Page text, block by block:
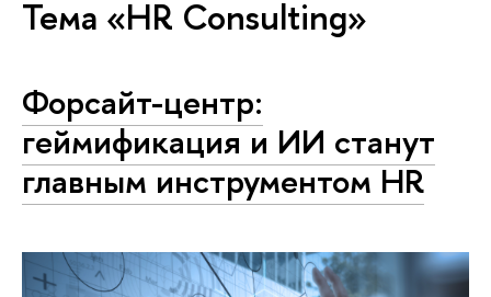
Тема «HR Consulting»
Форсайт-центр:
геймификация и ИИ станут
главным инструментом HR